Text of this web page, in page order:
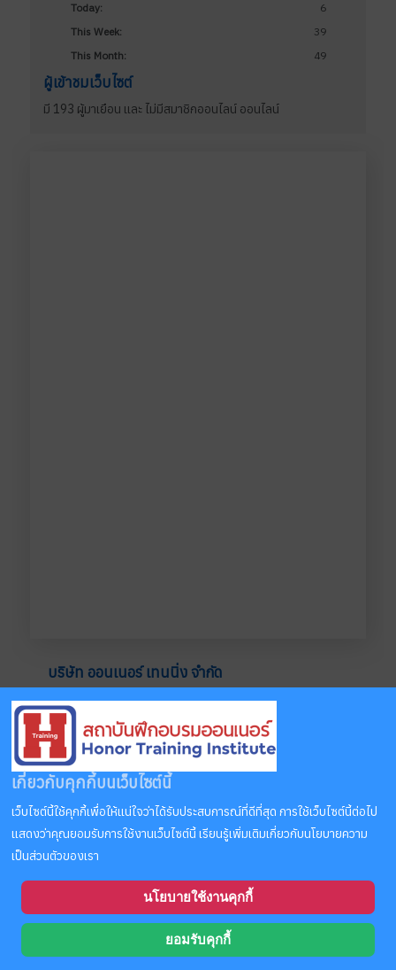
เกี่ยวกับคุกกี้บนเว็บไซต์นี้
เว็บไซต์นี้ใช้คุกกี้เพื่อให้แน่ใจว่าได้รับประสบการณ์ที่ดีที่สุด การใช้เว็บไซต์นี้ต่อไป
แสดงว่าคุณยอมรับการใช้งานเว็บไซต์นี้ เรียนรู้เพิ่มเติมเกี่ยวกับนโยบายความ
เป็นส่วนตัวของเรา
นโยบายใช้งานคุกกี้
ยอมรับคุกกี้
Today:
6
This Week:
39
This Month:
49
ผู้เข้าชมเว็บไซต์
มี 193 ผู้มาเยือน และ ไม่มีสมาชิกออนไลน์ ออนไลน์
บริษัท ออนเนอร์ เทนนิ่ง จำกัด
สถานที่ติดต่อ :
สถาบันฝึกอบรมออนเนอร์
164 หมู่1 ตำบลตาขัน อำเภอบ้านค่าย จังหวัดระยอง 21120
ช่องทางการติดต่อ :
โทรศัพท์ :(038) 631-001, 631-002, 631-003
มือถือ :087-841-3399, 087-841-4499, 094-671-1555